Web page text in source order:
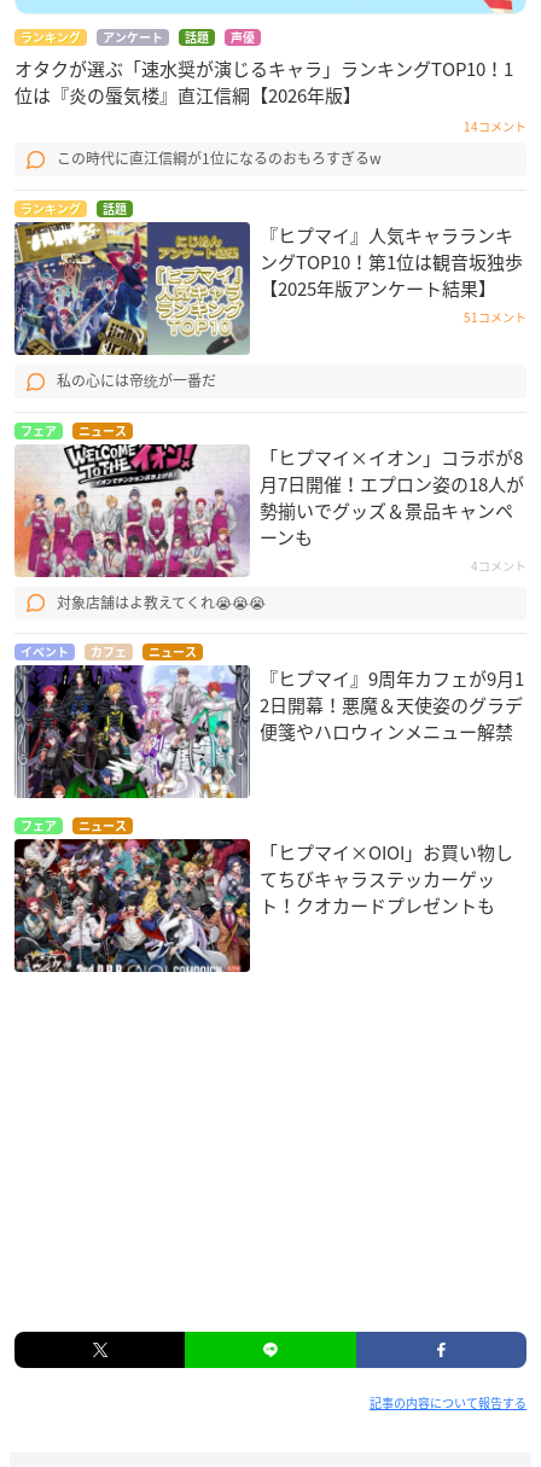
ランキング アンケート 話題 声優
オタクが選ぶ「速水奨が演じるキャラ」ランキングTOP10！1
位は『炎の蜃気楼』直江信綱【2026年版】
14コメント
この時代に直江信綱が1位になるのおもろすぎるw
ランキング 話題
『ヒプマイ』人気キャラランキ
ングTOP10！第1位は観音坂独歩
【2025年版アンケート結果】
51コメント
私の心には帝统が一番だ
フェア ニュース
「ヒプマイ×イオン」コラボが8
月7日開催！エプロン姿の18人が
勢揃いでグッズ＆景品キャンペ
ーンも
4コメント
対象店舗はよ教えてくれ😭😭😭
イベント カフェ ニュース
『ヒプマイ』9周年カフェが9月1
2日開幕！悪魔＆天使姿のグラデ
便箋やハロウィンメニュー解禁
フェア ニュース
「ヒプマイ×OIOI」お買い物し
てちびキャラステッカーゲッ
ト！クオカードプレゼントも
記事の内容について報告する